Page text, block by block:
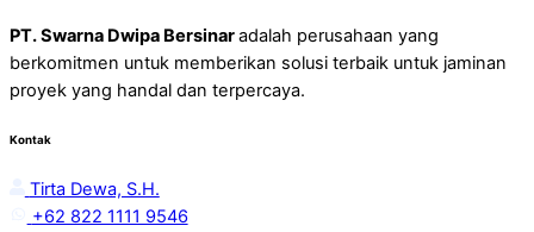
PT. Swarna Dwipa Bersinaradalah perusahaan yang
berkomitmen untuk memberikan solusi terbaik untuk jaminan
proyek yang handal dan terpercaya.
Kontak
Tirta Dewa, S.H.
+62 822 1111 9546